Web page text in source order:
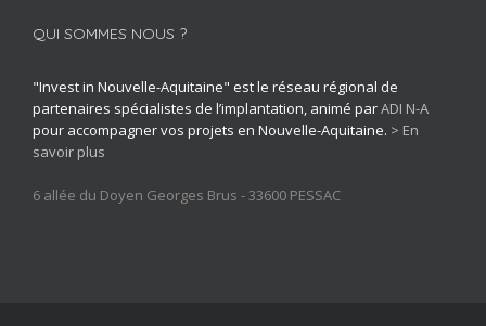
QUI SOMMES NOUS ?
"Invest in Nouvelle-Aquitaine" est le réseau régional de
partenaires spécialistes de l’implantation, animé parADI N-A
pour accompagner vos projets en Nouvelle-Aquitaine. > En
savoir plus
6 allée du Doyen Georges Brus - 33600 PESSAC